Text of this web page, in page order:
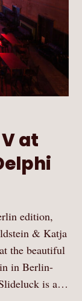
at
edition,
& Katja
the beautiful
in Berlin-
is a…